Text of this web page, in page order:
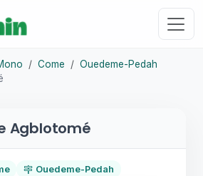
Come
Ouedeme-Pedah
Agblotomé
Ouedeme-Pedah